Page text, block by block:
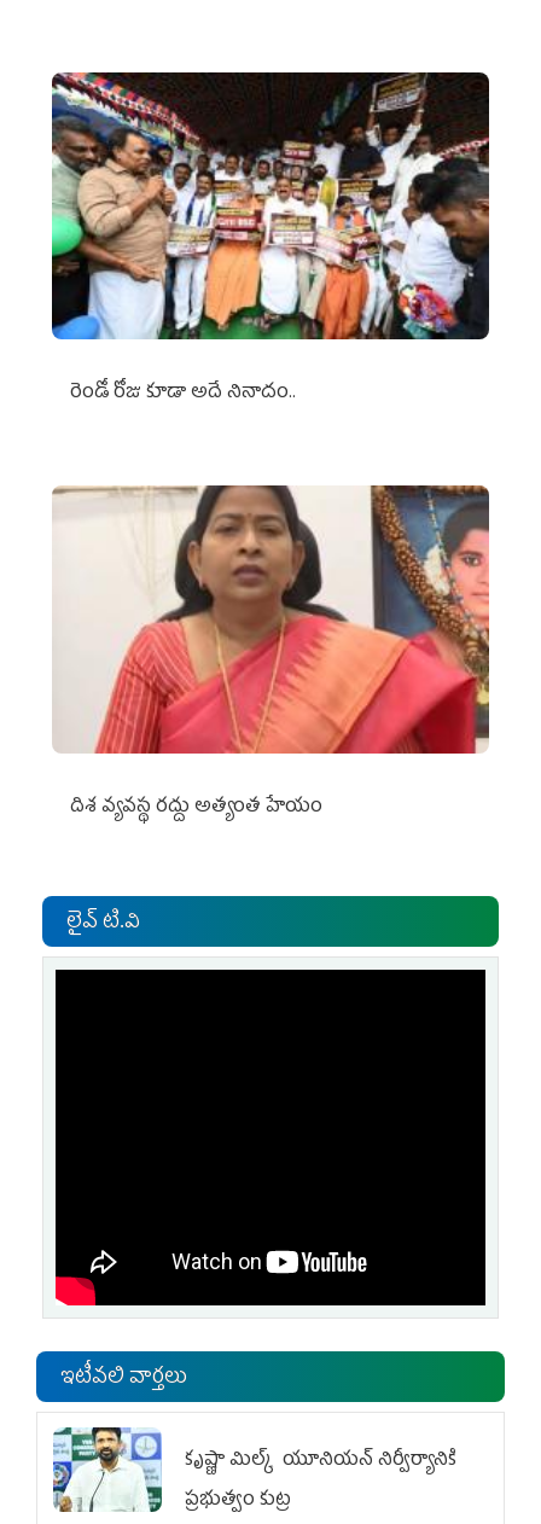
రెండో రోజు కూడా అదే నినాదం..
దిశ వ్యవస్థ రద్దు అత్యంత హేయం
లైవ్ టి.వి
ఇటీవలి వార్తలు
కృష్ణా మిల్క్‌ యూనియన్‌ నిర్వీర్యానికి
ప్రభుత్వం కుట్ర